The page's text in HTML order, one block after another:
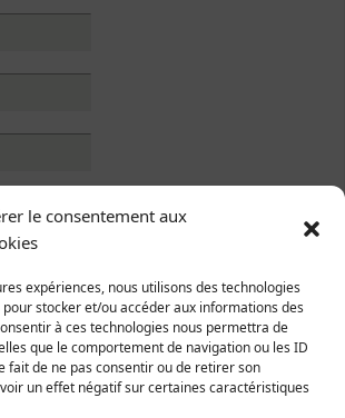
le consentement aux
expériences, nous utilisons des technologies
stocker et/ou accéder aux informations des
à ces technologies nous permettra de
que le comportement de navigation ou les ID
fait de ne pas consentir ou de retirer son
un effet négatif sur certaines caractéristiques
ou plusieurs listes :
newsletter
de Manche-Nature
données soient traitées conformément à
.